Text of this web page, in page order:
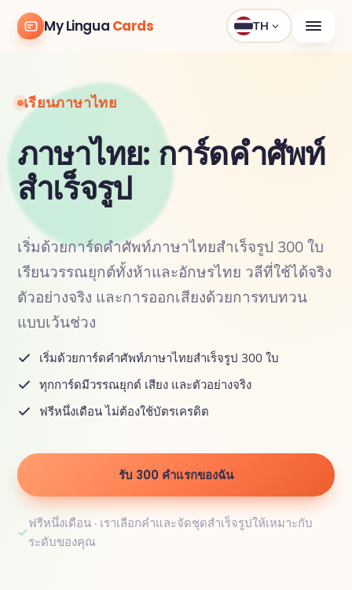
My Lingua Cards TH
เรียนภาษาไทย
ภาษาไทย: การ์ดคำศัพท์
สำเร็จรูป
เริ่มด้วยการ์ดคำศัพท์ภาษาไทยสำเร็จรูป 300 ใบ
เรียนวรรณยุกต์ทั้งห้าและอักษรไทย วลีที่ใช้ได้จริง
ตัวอย่างจริง และการออกเสียงด้วยการทบทวน
แบบเว้นช่วง
เริ่มด้วยการ์ดคำศัพท์ภาษาไทยสำเร็จรูป 300 ใบ
ทุกการ์ดมีวรรณยุกต์ เสียง และตัวอย่างจริง
ฟรีหนึ่งเดือน ไม่ต้องใช้บัตรเครดิต
รับ 300 คำแรกของฉัน
ฟรีหนึ่งเดือน · เราเลือกคำและจัดชุดสำเร็จรูปให้เหมาะกับ
ระดับของคุณ